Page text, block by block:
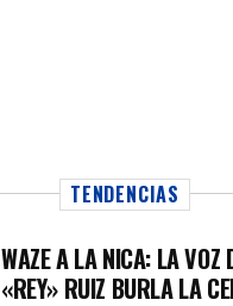
TENDENCIAS
WAZE A LA NICA: LA VOZ
«REY» RUIZ BURLA LA